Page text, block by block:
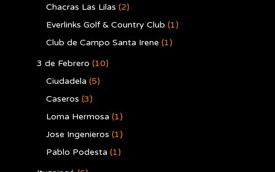
Chacras Las Lilas (2)
Everlinks Golf & Country Club (1)
Club de Campo Santa Irene (1)
3 de Febrero (10)
Ciudadela (5)
Caseros (3)
Loma Hermosa (1)
Jose Ingenieros (1)
Pablo Podesta (1)